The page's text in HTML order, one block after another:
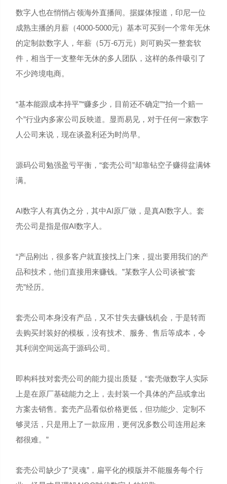
数字人也在悄悄占领海外直播间。据媒体报道，印尼一位
成熟主播的月薪（4000-5000元）基本可买到一个常年无休
的定制款数字人，年薪（5万-6万元）则可购买一整套软
件，相当于一支整年无休的多人团队，这样的条件吸引了
不少跨境电商。
“基本能跟成本持平”“赚多少，目前还不确定”“拍一个赔一
个”行业内多家公司反映道。显而易见，对于任何一家数字
人公司来说，现在谈盈利还为时尚早。
源码公司勉强盈亏平衡，“套壳公司”却靠钻空子赚得盆满钵
满。
AI数字人有真伪之分，其中AI原厂做，是真AI数字人。套
壳公司是指是假AI数字人。
“产品刚出，很多客户就直接找上门来，提出要用我们的产
品和技术，他们直接用来赚钱。”某数字人公司谈被“套
壳”经历。
套壳公司本身没有产品，又不甘失去赚钱机会，于是转而
去购买封装好的模板，没有技术、服务、售后等成本，令
其利润空间远高于源码公司。
即构科技对套壳公司的能力提出质疑，“套壳做数字人实际
上是在原厂基础能力之上，去封装一个具体的产品或拿出
方案去销售。套壳产品看似价格更低，但功能少、定制不
够灵活，只是用上了一款应用，更何况多数公司连用起来
都很难。”
套壳公司缺少了“灵魂”，扁平化的模版并不能服务每个行